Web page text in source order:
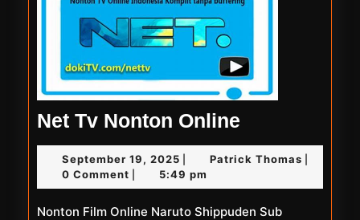
Net Tv Nonton Online
Tv
Nonton
Online
September 19, 2025 September
19,
2025
Patrick ThomasPatrick
0 Comment 5:49 pm
Nonton Film Online Naruto Shippuden Sub